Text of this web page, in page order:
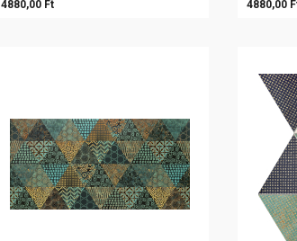
4880,00 Ft 4880,00